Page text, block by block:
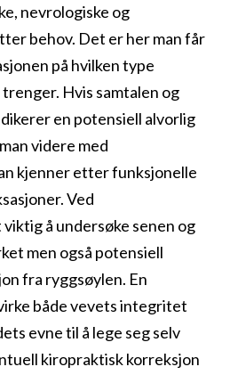
nevrologiske og
behov. Det er her man får
på hvilken type
Hvis samtalen og
en potensiell alvorlig
videre med
kjenner etter funksjonelle
Ved
å undersøke senen og
men også potensiell
fra ryggsøylen. En
både vevets integritet
evne til å lege seg selv
kiropraktisk korreksjon